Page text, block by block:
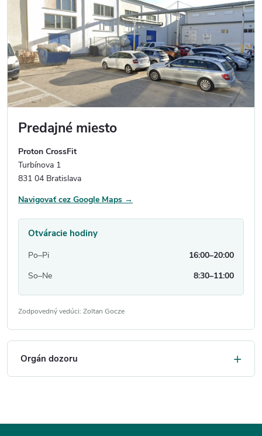
Predajné miesto
Proton CrossFit
Turbínova 1
831 04 Bratislava
Navigovať cez Google Maps →
Otváracie hodiny
Po–Pi
16:00–20:00
So–Ne
8:30–11:00
Zodpovedný vedúci: Zoltan Gocze
Orgán dozoru